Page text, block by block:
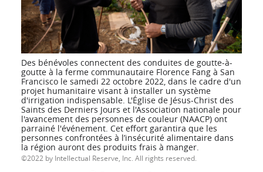
Des bénévoles connectent des conduites de goutte-à-
goutte à la ferme communautaire Florence Fang à San
Francisco le samedi 22 octobre 2022, dans le cadre d'un
projet humanitaire visant à installer un système
d'irrigation indispensable. L'Église de Jésus-Christ des
Saints des Derniers Jours et l'Association nationale pour
l'avancement des personnes de couleur (NAACP) ont
parrainé l'événement. Cet effort garantira que les
personnes confrontées à l’insécurité alimentaire dans
la région auront des produits frais à manger.
2022 by Intellectual Reserve, Inc. All rights reserved.